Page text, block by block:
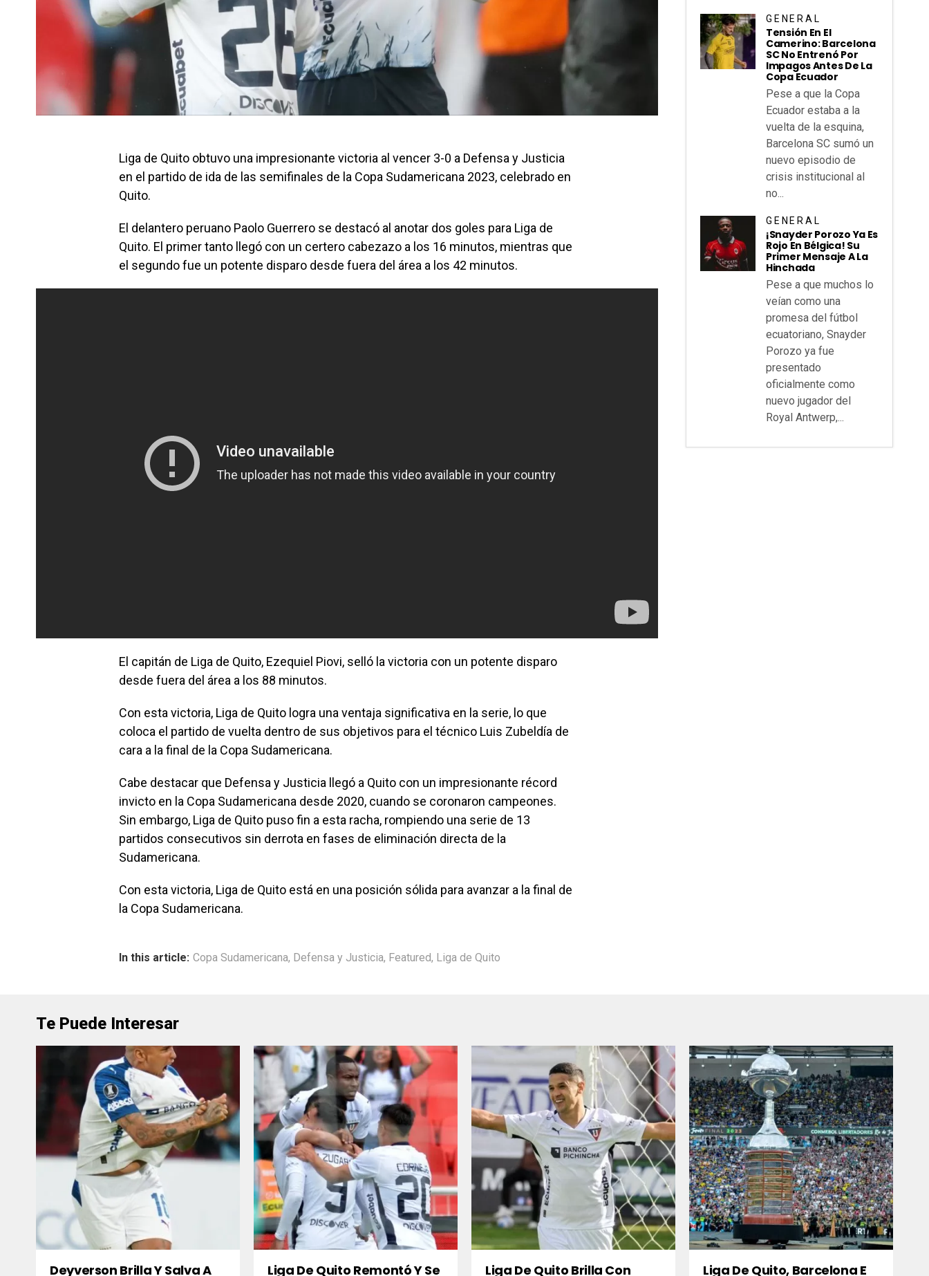
Liga de Quito obtuvo una impresionante victoria al vencer 3-0 a Defensa y Justicia
en el partido de ida de las semifinales de la Copa Sudamericana 2023, celebrado en
Quito.
El delantero peruano Paolo Guerrero se destacó al anotar dos goles para Liga de
Quito. El primer tanto llegó con un certero cabezazo a los 16 minutos, mientras que
el segundo fue un potente disparo desde fuera del área a los 42 minutos.
El capitán de Liga de Quito, Ezequiel Piovi, selló la victoria con un potente disparo
desde fuera del área a los 88 minutos.
Con esta victoria, Liga de Quito logra una ventaja significativa en la serie, lo que
coloca el partido de vuelta dentro de sus objetivos para el técnico Luis Zubeldía de
cara a la final de la Copa Sudamericana.
Cabe destacar que Defensa y Justicia llegó a Quito con un impresionante récord
invicto en la Copa Sudamericana desde 2020, cuando se coronaron campeones.
Sin embargo, Liga de Quito puso fin a esta racha, rompiendo una serie de 13
partidos consecutivos sin derrota en fases de eliminación directa de la
Sudamericana.
Con esta victoria, Liga de Quito está en una posición sólida para avanzar a la final de
la Copa Sudamericana.
In this article: Copa Sudamericana, Defensa y Justicia, Featured, Liga de Quito
GENERAL
Tensión En El
Camerino: Barcelona
SC No Entrenó Por
Impagos Antes De La
Copa Ecuador
Pese a que la Copa
Ecuador estaba a la
vuelta de la esquina,
Barcelona SC sumó un
nuevo episodio de
crisis institucional al
no...
GENERAL
¡Snayder Porozo Ya Es
Rojo En Bélgica! Su
Primer Mensaje A La
Hinchada
Pese a que muchos lo
veían como una
promesa del fútbol
ecuatoriano, Snayder
Porozo ya fue
presentado
oficialmente como
nuevo jugador del
Royal Antwerp,...
Te Puede Interesar
Deyverson Brilla Y Salva A
Liga De Quito Remontó Y Se
Liga De Quito Brilla Con
Liga De Quito, Barcelona E